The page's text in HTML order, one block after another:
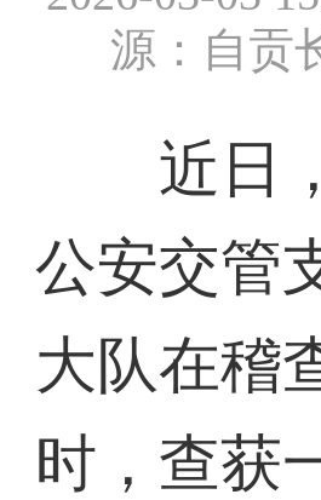
源：自贡
近日
公安交管
大队在稽
时，查获